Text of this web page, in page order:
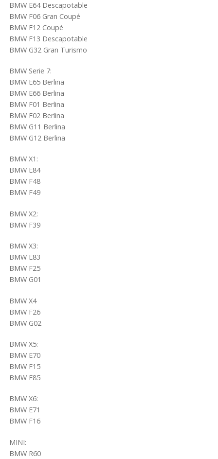
BMW E64 Descapotable
BMW F06 Gran Coupé
BMW F12 Coupé
BMW F13 Descapotable
BMW G32 Gran Turismo
BMW Serie 7:
BMW E65 Berlina
BMW E66 Berlina
BMW F01 Berlina
BMW F02 Berlina
BMW G11 Berlina
BMW G12 Berlina
BMW X1:
BMW E84
BMW F48
BMW F49
BMW X2:
BMW F39
BMW X3:
BMW E83
BMW F25
BMW G01
BMW X4
BMW F26
BMW G02
BMW X5:
BMW E70
BMW F15
BMW F85
BMW X6:
BMW E71
BMW F16
MINI:
BMW R60